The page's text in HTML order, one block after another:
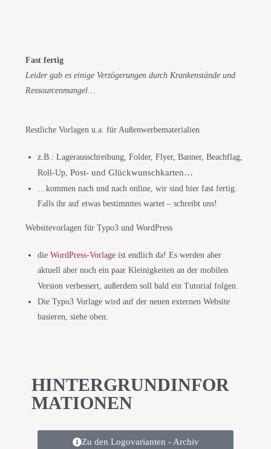
Fast fertig
Leider gab es einige Verzögerungen durch Krankenstände und
Ressourcenmangel…
Restliche Vorlagen u.a. für Außenwerbematerialien
z.B.: Lagerausschreibung, Folder, Flyer, Banner, Beachflag,
Roll-Up,Post- und Glückwunschkarten…
…kommen nach und nach online, wir sind hier fast fertig.
Falls ihr auf etwas bestimmtes wartet – schreibt uns!
Websitevorlagen für Typo3 und WordPress
dieWordPress-Vorlage ist endlich da! Es werden aber
aktuell aber noch ein paar Kleinigkeiten an der mobilen
Version verbessert, außerdem soll bald ein Tutorial folgen.
Die Typo3 Vorlage wird auf der neuen externen Website
basieren, siehe oben.
HINTERGRUNDINFOR
MATIONEN
Zu den Logovarianten - Archiv